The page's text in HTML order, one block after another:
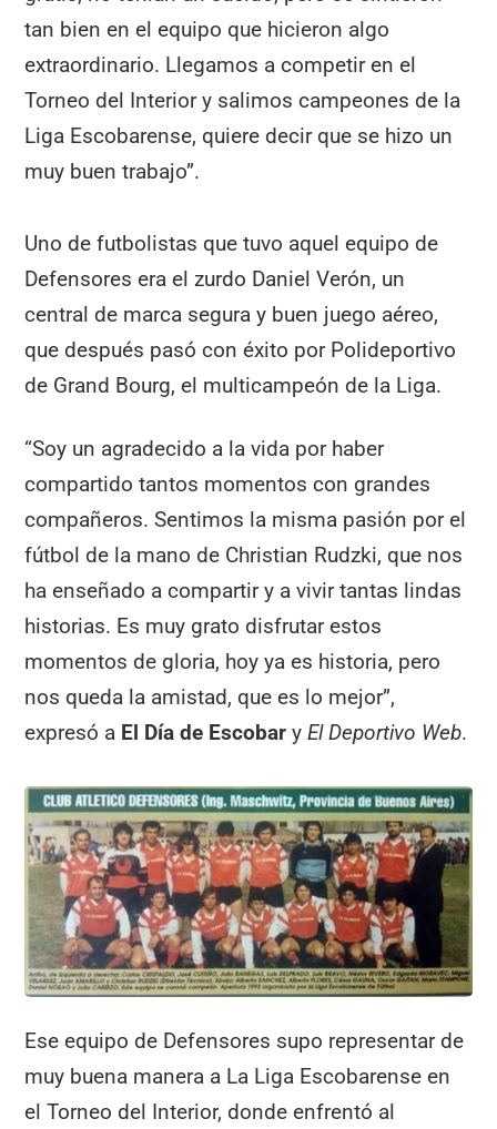
tan bien en el equipo que hicieron algo
extraordinario. Llegamos a competir en el
Torneo del Interior y salimos campeones de la
Liga Escobarense, quiere decir que se hizo un
muy buen trabajo”.
Uno de futbolistas que tuvo aquel equipo de
Defensores era el zurdo Daniel Verón, un
central de marca segura y buen juego aéreo,
que después pasó con éxito por Polideportivo
de Grand Bourg, el multicampeón de la Liga.
“Soy un agradecido a la vida por haber
compartido tantos momentos con grandes
compañeros. Sentimos la misma pasión por el
fútbol de la mano de Christian Rudzki, que nos
ha enseñado a compartir y a vivir tantas lindas
historias. Es muy grato disfrutar estos
momentos de gloria, hoy ya es historia, pero
nos queda la amistad, que es lo mejor”,
expresó a El Día de Escobar yEl Deportivo Web.
Ese equipo de Defensores supo representar de
muy buena manera a La Liga Escobarense en
el Torneo del Interior, donde enfrentó al